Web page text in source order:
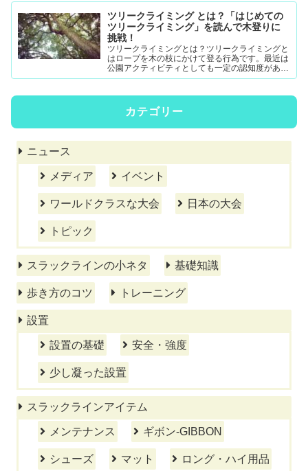
ツリークライミング とは？「はじめての
ツリークライミング」を読んで木登りに
挑戦！
ツリークライミングとは？ツリークライミングと
はロープを木の枝にかけて登る行為です。最近は
公園アクティビティとしても一定の認知度がある
模様。DRTダブルドロープテクニック(MRS-ム...
カテゴリー
ニュース
メディア イベント
ワールドクラスな大会 日本の大会
トピック
スラックラインの小ネタ 基礎知識
歩き方のコツ トレーニング
設置
設置の基礎 安全・強度
少し凝った設置
スラックラインアイテム
メンテナンス ギボン-GIBBON
シューズ マット ロング・ハイ用品